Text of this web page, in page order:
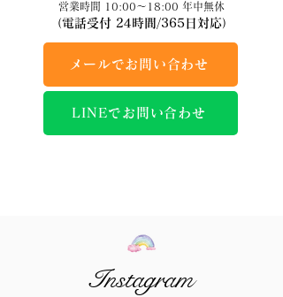
営業時間 10:00～18:00 年中無休
（電話受付 24時間/365日対応）
メールでお問い合わせ
LINEでお問い合わせ
Instagram